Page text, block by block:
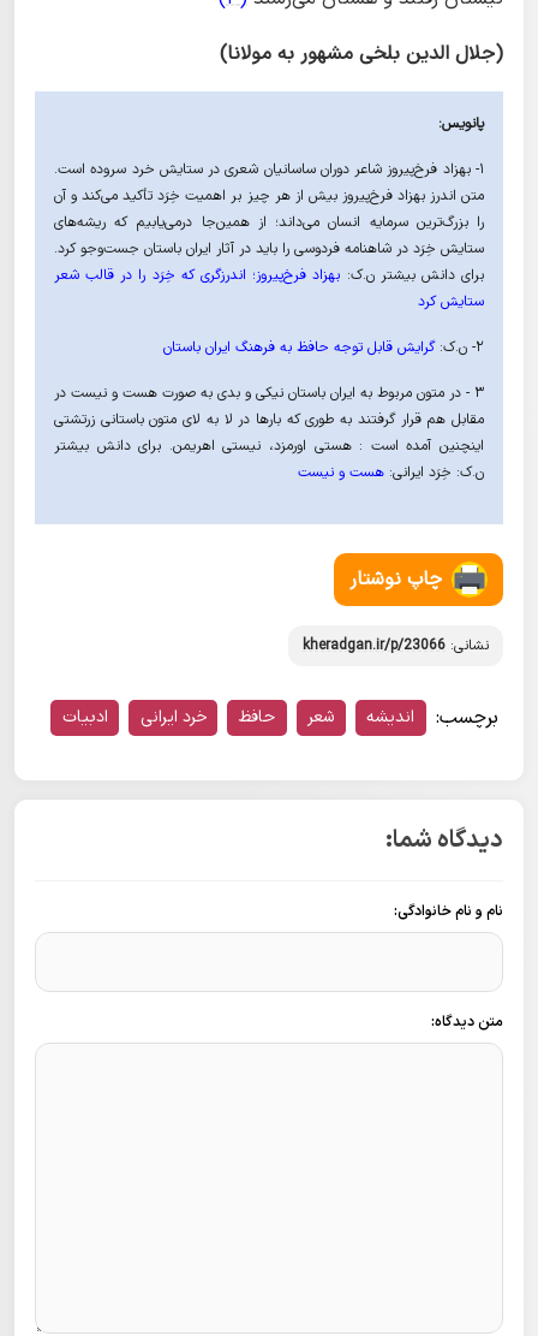
(جلال الدین بلخی مشهور به مولانا)
پانویس:
۱- بهزاد فرخ‌پیروز شاعر دوران ساسانیان شعری در ستایش خرد سروده است.
متن اندرز بهزاد فرخ‌پیروز بیش از هر چیز بر اهمیت خِرَد تأکید می‌کند و آن
را بزرگ‌ترین سرمایه انسان می‌داند؛ از همین‌جا درمی‌یابیم که ریشه‌های
ستایش خِرَد در شاهنامه فردوسی را باید در آثار ایران باستان جست‌وجو کرد.
برای دانش بیشتر ن.ک: بهزاد فرخ‌پیروز؛ اندرزگری که خِرَد را در قالب شعر
ستایش کرد
۲- ن.ک: گرایش قابل توجه حافظ به فرهنگ ایران باستان
۳ - در متون مربوط به ایران باستان نیکی و بدی به صورت هست و نیست در
مقابل هم قرار گرفتند به طوری که بارها در لا به لای متون باستانی زرتشتی
اینچنین آمده است : هستی اورمزد، نیستی اهریمن. برای دانش بیشتر
ن.ک: خِرَد ایرانی: هست و نیست
چاپ نوشتار
نشانی: kheradgan.ir/p/23066
برچسب: اندیشه شعر حافظ خرد ایرانی ادبیات
دیدگاه شما:
نام و نام خانوادگی:
متن دیدگاه: